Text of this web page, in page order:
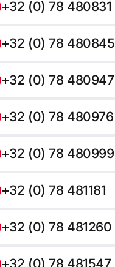
+32 (0) 78 480831
+32 (0) 78 480845
+32 (0) 78 480947
+32 (0) 78 480976
+32 (0) 78 480999
+32 (0) 78 481181
+32 (0) 78 481260
+32 (0) 78 481547